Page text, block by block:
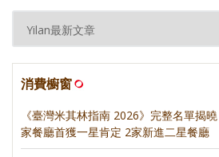
消費櫥窗
《臺灣米其林指南 2026》完整名單揭
家餐廳首獲一星肯定 2家新進二星餐廳